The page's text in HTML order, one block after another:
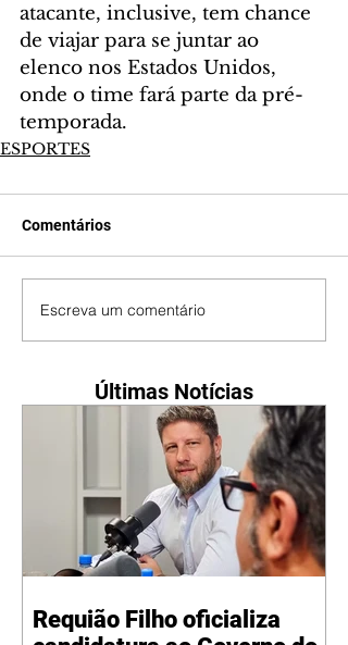
atacante, inclusive, tem chance
de viajar para se juntar ao
elenco nos Estados Unidos,
onde o time fará parte da pré-
temporada.
ESPORTES
Comentários
Escreva um comentário
Últimas Notícias
Requião Filho oficializa